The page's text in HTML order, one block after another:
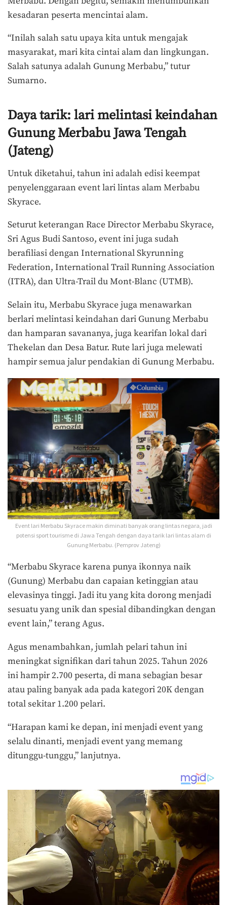
kesadaran peserta mencintai alam.
“Inilah salah satu upaya kita untuk mengajak
masyarakat, mari kita cintai alam dan lingkungan.
Salah satunya adalah Gunung Merbabu,” tutur
Sumarno.
Daya tarik: lari melintasi keindahan
Gunung Merbabu Jawa Tengah
(Jateng)
Untuk diketahui, tahun ini adalah edisi keempat
penyelenggaraan event lari lintas alam Merbabu
Skyrace.
Seturut keterangan Race Director Merbabu Skyrace,
Sri Agus Budi Santoso, event ini juga sudah
berafiliasi dengan International Skyrunning
Federation, International Trail Running Association
(ITRA), dan Ultra-Trail du Mont-Blanc (UTMB).
Selain itu, Merbabu Skyrace juga menawarkan
berlari melintasi keindahan dari Gunung Merbabu
dan hamparan savananya, juga kearifan lokal dari
Thekelan dan Desa Batur. Rute lari juga melewati
hampir semua jalur pendakian di Gunung Merbabu.
Event lari Merbabu Skyrace makin diminati banyak orang lintas negara, jadi
potensi sport tourisme di Jawa Tengah dengan daya tarik lari lintas alam di
Gunung Merbabu. (Pemprov Jateng)
“Merbabu Skyrace karena punya ikonnya naik
(Gunung) Merbabu dan capaian ketinggian atau
elevasinya tinggi. Jadi itu yang kita dorong menjadi
sesuatu yang unik dan spesial dibandingkan dengan
event lain,” terang Agus.
Agus menambahkan, jumlah pelari tahun ini
meningkat signifikan dari tahun 2025. Tahun 2026
ini hampir 2.700 peserta, di mana sebagian besar
atau paling banyak ada pada kategori 20K dengan
total sekitar 1.200 pelari.
“Harapan kami ke depan, ini menjadi event yang
selalu dinanti, menjadi event yang memang
ditunggu-tunggu,” lanjutnya.